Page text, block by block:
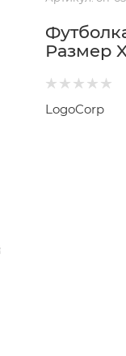
Размер
LogoCorp